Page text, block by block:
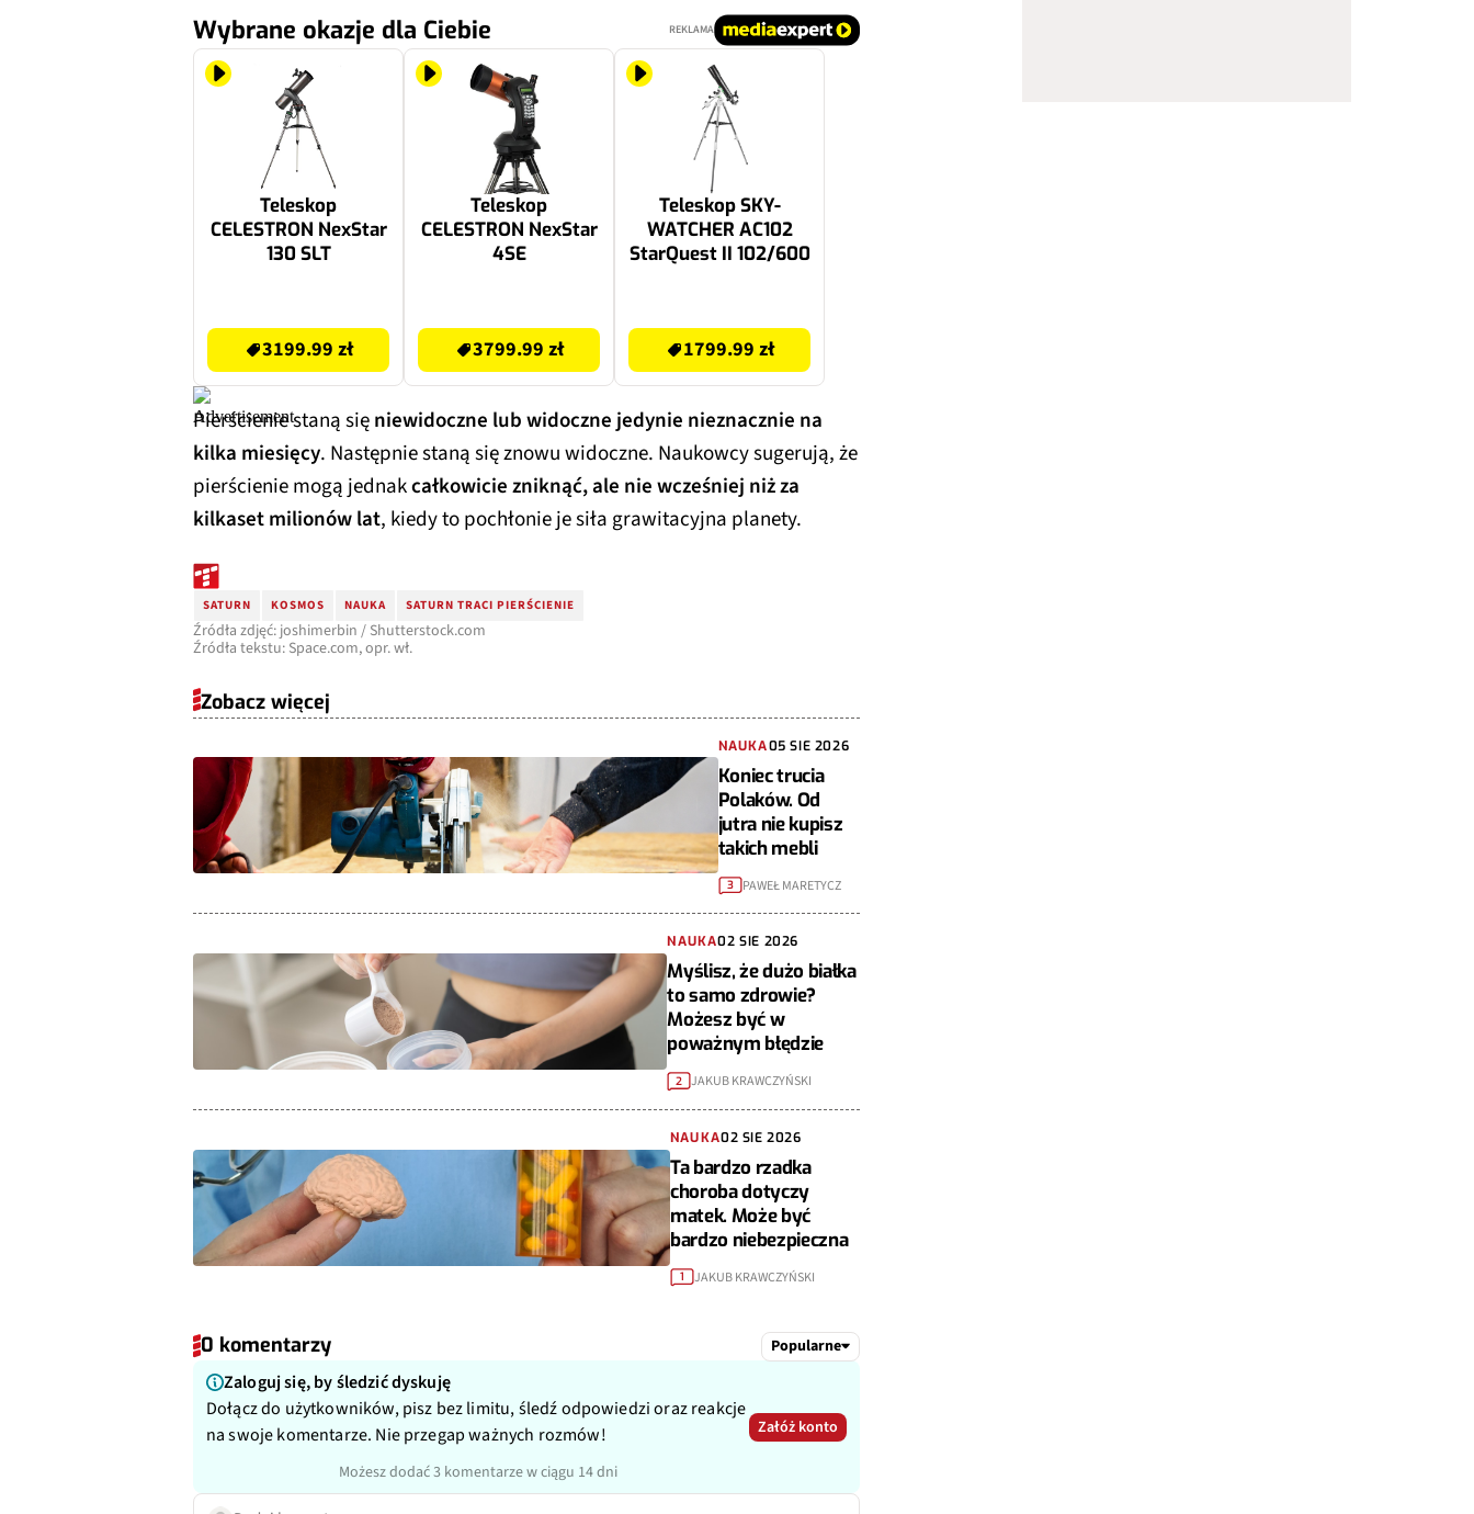
Wybrane okazje dla Ciebie REKLAMA
Teleskop
CELESTRON NexStar
130 SLT
3199.99 zł
Teleskop
CELESTRON NexStar
4SE
3799.99 zł
Teleskop SKY-
WATCHER AC102
StarQuest II 102/600
1799.99 zł
Pierścienie staną sięniewidoczne lub widoczne jedynie nieznacznie na
kilka miesięcy. Następnie staną się znowu widoczne. Naukowcy sugerują, że
pierścienie mogą jednakcałkowicie zniknąć, ale nie wcześniej niż za
kilkaset milionów lat, kiedy to pochłonie je siła grawitacyjna planety.
SATURN KOSMOS NAUKA SATURN TRACI PIERŚCIENIE
Źródła zdjęć: joshimerbin / Shutterstock.com
Źródła tekstu: Space.com, opr. wł.
Zobacz więcej
NAUKA05 SIE 2026
Koniec trucia
Polaków. Od
jutra nie kupisz
takich mebli
3 PAWEŁ MARETYCZ
NAUKA02 SIE 2026
Myślisz, że dużo białka
to samo zdrowie?
Możesz być w
poważnym błędzie
2 JAKUB KRAWCZYŃSKI
NAUKA02 SIE 2026
Ta bardzo rzadka
choroba dotyczy
matek. Może być
bardzo niebezpieczna
1 JAKUB KRAWCZYŃSKI
0 komentarzy Popularne
Zaloguj się, by śledzić dyskuję
Dołącz do użytkowników, pisz bez limitu, śledź odpowiedzi oraz reakcje
na swoje komentarze. Nie przegap ważnych rozmów!
Możesz dodać 3 komentarze w ciągu 14 dni
Załóż konto